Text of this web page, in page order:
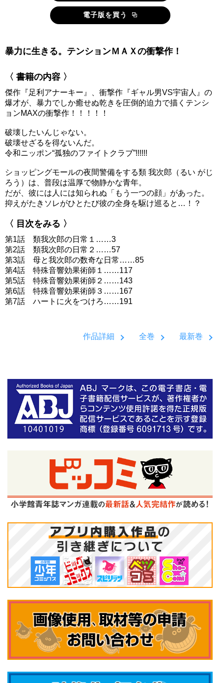
電子版を買う
暴力に生きる。テンションＭＡＸの衝撃作！
〈 書籍の内容 〉
傑作『足利アナーキー』、衝撃作『ギャル男VS宇宙人』の
爆才が、暴力でしか癒せぬ乾きを圧倒的迫力で描くテンシ
ョンMAXの衝撃作！！！！！
破壊したいんじゃない。
破壊せざるを得ないんだ。
令和ニッポン“孤独のファイトクラブ”!!!!!!
ショッピングモールの夜間警備をする類 我次郎（るい がじ
ろう）は、普段は温厚で物静かな青年。
だが、彼には人には知られぬ「もう一つの顔」があった。
抑えがたきソレがひとたび彼の全身を駆け巡ると…！？
〈 目次をみる 〉
第1話 類我次郎の日常１……3
第2話 類我次郎の日常２……57
第3話 母と我次郎の数奇な日常……85
第4話 特殊音響効果術師１……117
第5話 特殊音響効果術師２……143
第6話 特殊音響効果術師３……167
第7話 ハートに火をつけろ……191
作品詳細 全巻 最新巻